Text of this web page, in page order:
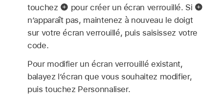
touchez
pour créer un écran verrouillé. Si
n’apparaît pas, maintenez à nouveau le doigt
sur votre écran verrouillé, puis saisissez votre
code.
Pour modifier un écran verrouillé existant,
balayez l’écran que vous souhaitez modifier,
puis touchez Personnaliser.